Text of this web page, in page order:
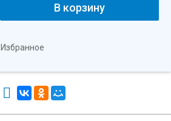
В корзину
Избранное